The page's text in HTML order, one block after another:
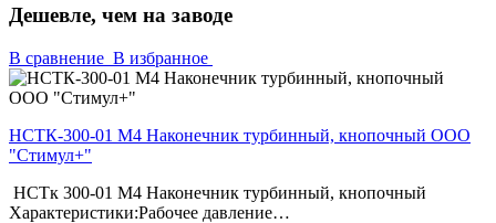
Дешевле, чем на заводе
В сравнение В избранное
НСТК-300-01 М4 Наконечник турбинный, кнопочный ООО
"Стимул+"
НСТк 300-01 М4 Наконечник турбинный, кнопочный
Характеристики:Рабочее давление…